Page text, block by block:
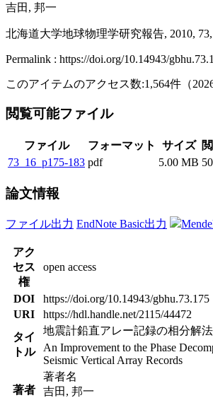
吉田, 邦一
北海道大学地球物理学研究報告, 2010, 73,
Permalink : https://doi.org/10.14943/
このアイテムのアクセス数:1,564件 （
閲覧可能ファイル
ファイル フォーマット サイズ
73_16_p175-183 pdf 5.00 MB
論文情報
ファイル出力 EndNote Basic出力
アク
セス
権
open access
DOI
https://doi.org/10.14943/gbhu.73.175
URI
https://hdl.handle.net/2115/44472
タイ
トル
地震計鉛直アレー記録の相分解
An Improvement to the Phase
Seismic Vertical Array Records
著者
著者名
吉田, 邦一